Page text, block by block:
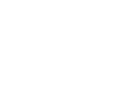
настройки със
дори най-големите